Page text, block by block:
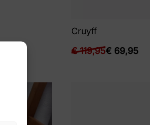
Cruyff
€119,95€ 69,95